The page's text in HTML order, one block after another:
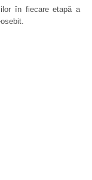
în fiecare etapă a